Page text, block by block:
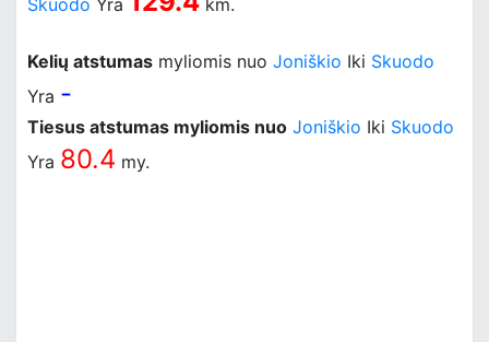
Skuodo Yra km.
Kelių atstumas myliomis nuo Joniškio Iki Skuodo
Yra -
Tiesus atstumas myliomis nuo Joniškio Iki Skuodo
Yra 80.4 my.